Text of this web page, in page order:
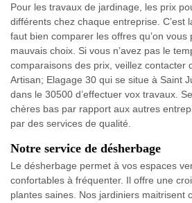
Pour les travaux de jardinage, les prix
différents chez chaque entreprise. C’est
faut bien comparer les offres qu’on vous
mauvais choix. Si vous n’avez pas le
comparaisons des prix, veillez contacter
Artisan; Elagage 30 qui se situe à Saint
dans le 30500 d’effectuer vox travaux.
chères bas par rapport aux autres
par des services de qualité.
Notre service de désherbage
Le désherbage permet à vos espaces
confortables à fréquenter. Il offre une
plantes saines. Nos jardiniers maitrisent